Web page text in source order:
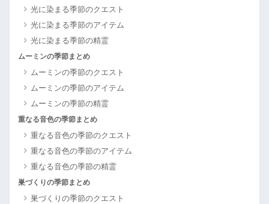
光に染まる季節のクエスト
光に染まる季節のアイテム
光に染まる季節の精霊
ムーミンの季節まとめ
ムーミンの季節のクエスト
ムーミンの季節のアイテム
ムーミンの季節の精霊
重なる音色の季節まとめ
重なる音色の季節のクエスト
重なる音色の季節のアイテム
重なる音色の季節の精霊
巣づくりの季節まとめ
巣づくりの季節のクエスト